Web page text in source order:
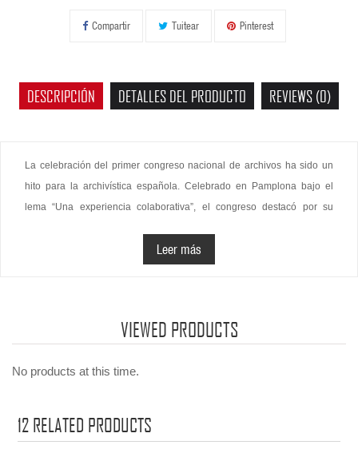
Compartir Tuitear Pinterest
DESCRIPCIÓN DETALLES DEL PRODUCTO REVIEWS (0)
La celebración del primer congreso nacional de archivos ha sido un
hito para la archivística española. Celebrado en Pamplona bajo el
lema “Una experiencia colaborativa”, el congreso destacó por su
grupos de trabajo, fomentando el debate, el intercambio de buenas
profesión. En el artículo central de este nuevo número de Archivamos
una demostración de cómo la colaboración puede transformar el
Leer más
VIEWED PRODUCTS
No products at this time.
12 RELATED PRODUCTS